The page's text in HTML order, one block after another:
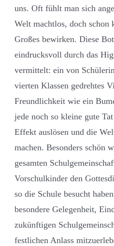
uns. Oft fühlt man sich
Welt machtlos, doch schon
Großes bewirken. Diese
eindrucksvoll durch das
vermittelt: ein von
vierten Klassen gedrehtes
Freundlichkeit wie ein
jede noch so kleine gute
Effekt auslösen und die
machen. Besonders schön
gesamten
Vorschulkinder den
so die Schule besucht
besondere Gelegenheit,
zukünftigen
festlichen Anlass